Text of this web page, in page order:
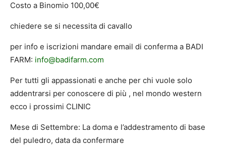
Costo a Binomio 100,00€
chiedere se si necessita di cavallo
per info e iscrizioni mandare email di conferma a BADI
FARM: info@badifarm.com
Per tutti gli appassionati e anche per chi vuole solo
addentrarsi per conoscere di più , nel mondo western
ecco i prossimi CLINIC
Mese di Settembre: La doma e l’addestramento di base
del puledro, data da confermare